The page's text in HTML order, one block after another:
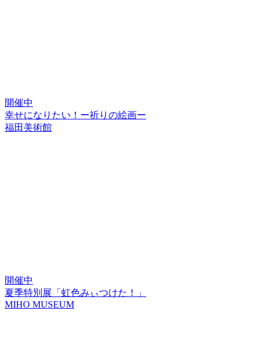
開催中
幸せになりたい！ー祈りの絵画ー
福田美術館
開催中
夏季特別展「虹色みぃつけた！」
MIHO MUSEUM